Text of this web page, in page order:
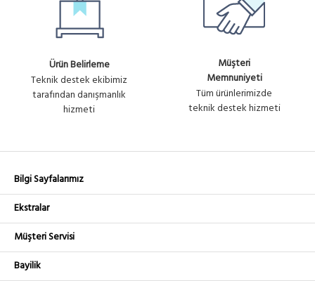
Ürün Belirleme
Teknik destek ekibimiz
tarafından danışmanlık
hizmeti
Müşteri
Memnuniyeti
Tüm ürünlerimizde
teknik destek hizmeti
Bilgi Sayfalarımız
Ekstralar
Müşteri Servisi
Bayilik